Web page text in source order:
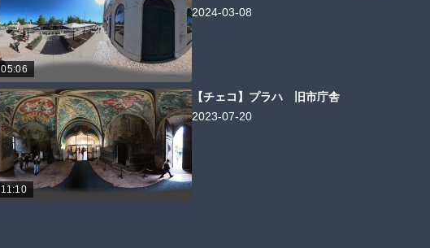
05:06
2024-03-08
11:10
【チェコ】プラハ 旧市庁舎
2023-07-20